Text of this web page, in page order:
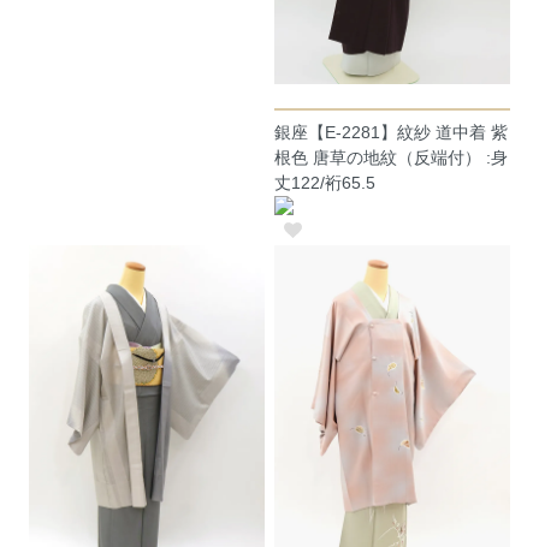
銀座【E-2281】紋紗 道中着 紫
根色 唐草の地紋（反端付） :身
丈122/裄65.5